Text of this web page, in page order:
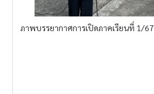
ภาพบรรยากาศการเปิดภาคเรียนที่ 1/67